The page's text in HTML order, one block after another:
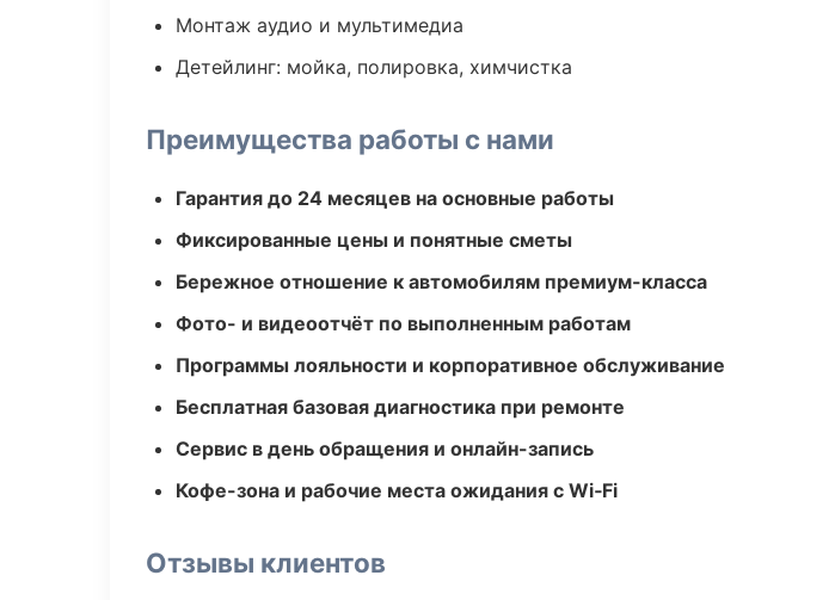
Монтаж аудио и мультимедиа
Детейлинг: мойка, полировка, химчистка
Преимущества работы с нами
Гарантия до 24 месяцев на основные работы
Фиксированные цены и понятные сметы
Бережное отношение к автомобилям премиум-класса
Фото- и видеоотчёт по выполненным работам
Программы лояльности и корпоративное обслуживание
Бесплатная базовая диагностика при ремонте
Сервис в день обращения и онлайн-запись
Кофе-зона и рабочие места ожидания с Wi‑Fi
Отзывы клиентов